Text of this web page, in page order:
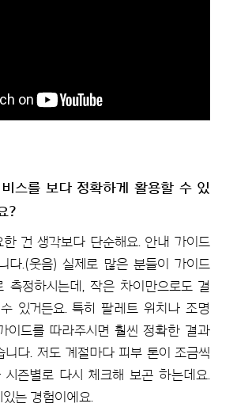
스를 보다 정확하게 활용할 수 있
?
한 건 생각보다 단순해요. 안내 가이드
다.(웃음) 실제로 많은 분들이 가이드
측정하시는데, 작은 차이만으로도 결
있거든요. 특히 팔레트 위치나 조명
이드를 따라주시면 훨씬 정확한 결과
니다. 저도 계절마다 피부 톤이 조금씩
즌별로 다시 체크해 보곤 하는데요.
는 경험이에요.